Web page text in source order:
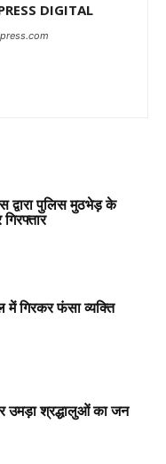
DIGITAL
द्वारा पुलिस मुठभेड़ के
गिरकर फंसा व्यक्ति
उमड़ा श्रद्धालुओं का जन